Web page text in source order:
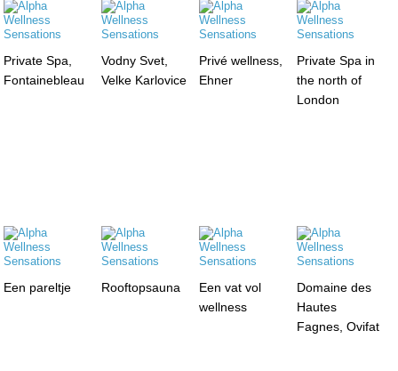
Private Spa,
Fontainebleau
Vodny Svet,
Velke Karlovice
Privé wellness,
Ehner
Private Spa in
the north of
London
Een pareltje Rooftopsauna
Een vat vol
wellness
Domaine des
Hautes
Fagnes, Ovifat